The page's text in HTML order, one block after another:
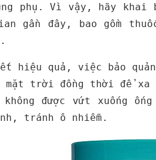
phụ. Vì vậy, hãy khai
gần đây, bao gồm
hiệu quả, việc bảo
mặt trời đồng thời để
được vứt xuống
tránh ô nhiễm.